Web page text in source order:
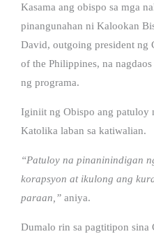
Kasama ang obispo sa mga
pinangunahan ni Kalookan
David, outgoing president ng
of the Philippines, na
ng programa.
Iginiit ng Obispo ang patuloy
Katolika laban sa katiwalian.
“Patuloy na pinaninindigan
korapsyon at ikulong ang
paraan,” aniya.
Dumalo rin sa pagtitipon sina